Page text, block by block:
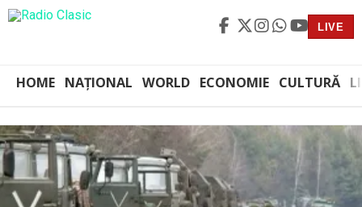
LIVE
HOME NAȚIONAL WORLD ECONOMIE CULTURĂ